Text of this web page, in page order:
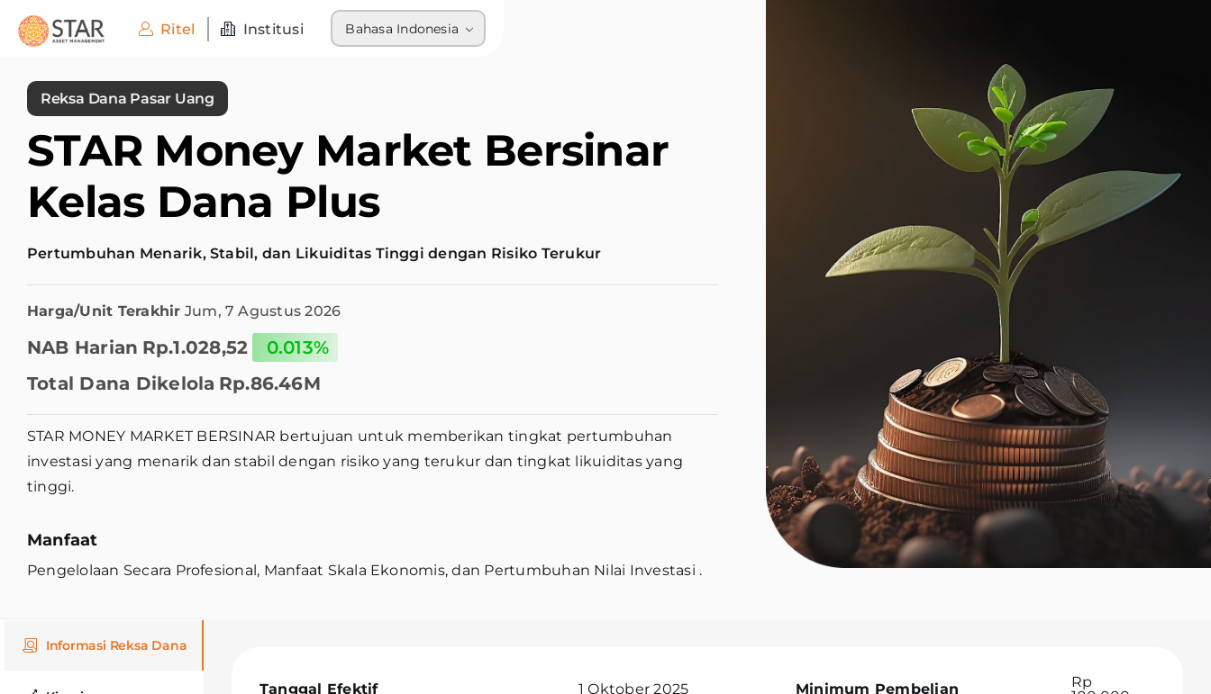
Skip
Ritel Institusi Bahasa Indonesia
Reksa Dana Pasar Uang
STAR Money Market Bersinar
Kelas Dana Plus
Pertumbuhan Menarik, Stabil, dan Likuiditas Tinggi dengan Risiko Terukur
Harga/Unit Terakhir Jum, 7 Agustus 2026
NAB Harian Rp.1.028,52
0.013%
Total Dana Dikelola Rp.86.46M
STAR MONEY MARKET BERSINAR bertujuan untuk memberikan tingkat pertumbuhan
investasi yang menarik dan stabil dengan risiko yang terukur dan tingkat likuiditas yang
tinggi.
Manfaat
Pengelolaan Secara Profesional, Manfaat Skala Ekonomis, dan Pertumbuhan Nilai Investasi .
Informasi Reksa Dana
Tanggal Efektif 1 Oktober 2025 Minimum Pembelian
Rp